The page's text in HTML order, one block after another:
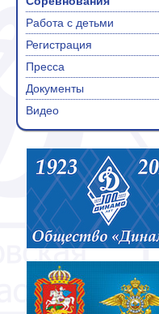
Работа с детьми
Регистрация
Пресса
Документы
Видео